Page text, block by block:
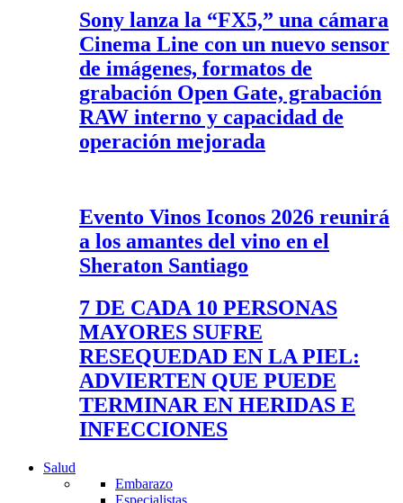
Sony lanza la “FX5,” una cámara
Cinema Line con un nuevo sensor
de imágenes, formatos de
grabación Open Gate, grabación
RAW interno y capacidad de
operación mejorada
Evento Vinos Iconos 2026 reunirá
a los amantes del vino en el
Sheraton Santiago
7 DE CADA 10 PERSONAS
MAYORES SUFRE
RESEQUEDAD EN LA PIEL:
ADVIERTEN QUE PUEDE
TERMINAR EN HERIDAS E
INFECCIONES
Salud
Embarazo